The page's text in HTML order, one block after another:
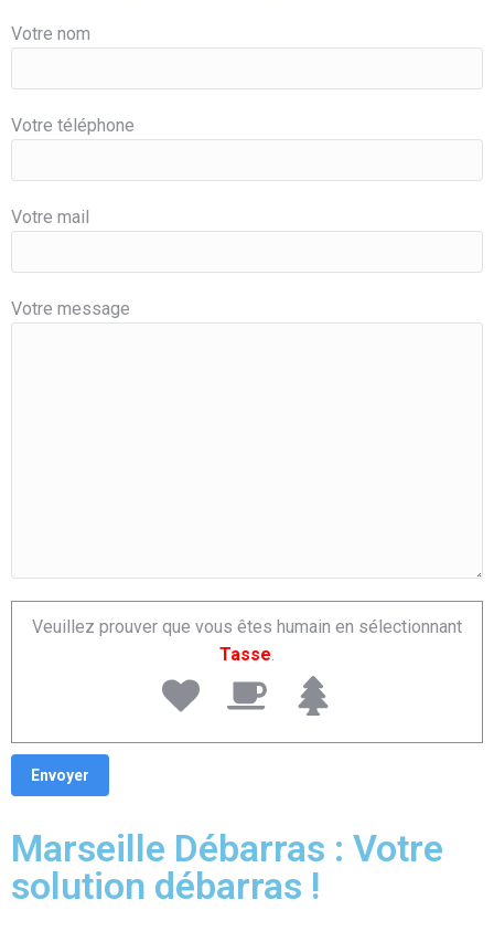
Votre nom
Votre téléphone
Votre mail
Votre message
Veuillez prouver que vous êtes humain en sélectionnant
Tasse.
Marseille Débarras : Votre
solution débarras !